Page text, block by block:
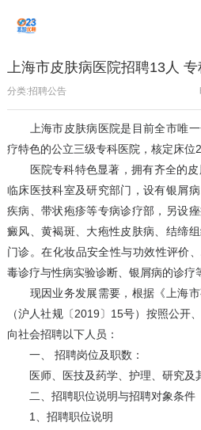
上海市皮肤病医院招聘13人
分类:招聘公告
上海市皮肤病医院是目前全市唯一
疗特色的公立三级专科医院，核定床位
医院专科特色显著，拥有齐全的皮
临床医技科室及研究部门，设有银屑
疾病、带状疱疹等专病诊疗部，另设
癜风、黄褐斑、大疱性皮肤病、结缔
门诊。在化妆品安全性与功效性评价
毒诊疗与性病实验诊断、银屑病的诊疗
现因业务发展需要，根据《上海市
（沪人社规〔2019〕15号）按照公开
向社会招聘以下人员：
一、 招聘岗位及职数：
医师、医技及药学、护理、研究及
二、招聘职位说明与招聘对象条件
1、招聘职位说明